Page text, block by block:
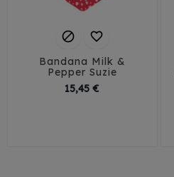
 
Bandana Milk &
Pepper Suzie
15,45 €